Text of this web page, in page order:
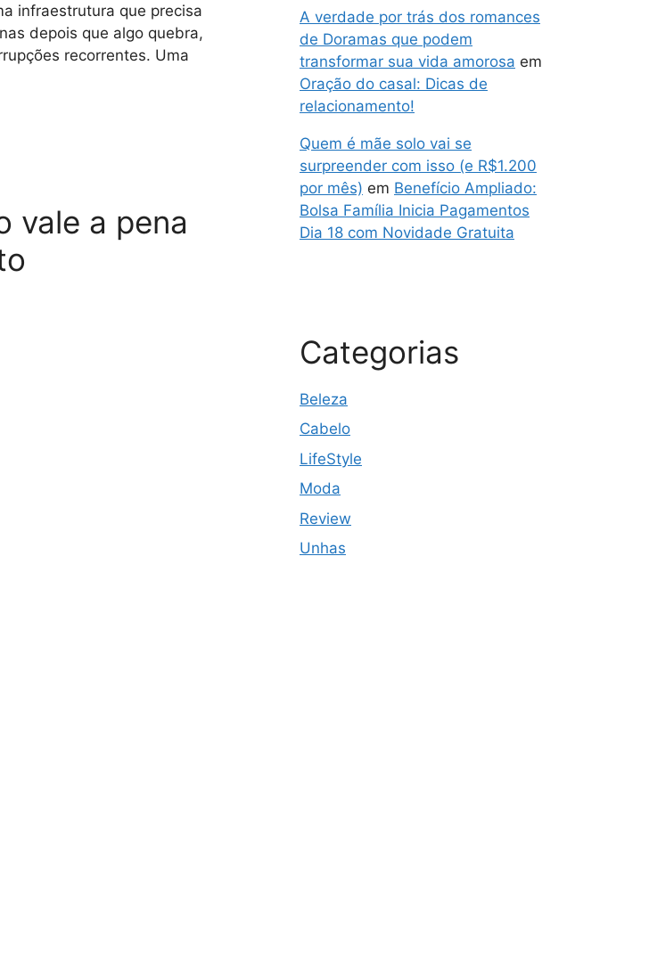
infraestrutura que precisa
depois que algo quebra,
recorrentes. Uma
vale a pena
A verdade por trás dos romances
de Doramas que podem
transformar sua vida amorosa em
Oração do casal: Dicas de
relacionamento!
Quem é mãe solo vai se
surpreender com isso (e R$1.200
por mês) em Benefício Ampliado:
Bolsa Família Inicia Pagamentos
Dia 18 com Novidade Gratuita
Categorias
Beleza
Cabelo
LifeStyle
Moda
Review
Unhas